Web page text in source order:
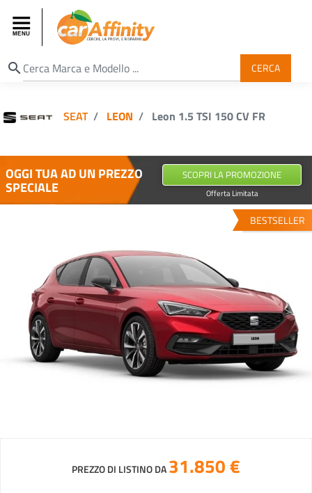
search CERCA
SEAT LEON Leon 1.5 TSI 150 CV FR
OGGI TUA AD UN PREZZO
SPECIALE
SCOPRI LA PROMOZIONE
Offerta Limitata
BESTSELLER
PREZZO DI LISTINO DA31.850 €